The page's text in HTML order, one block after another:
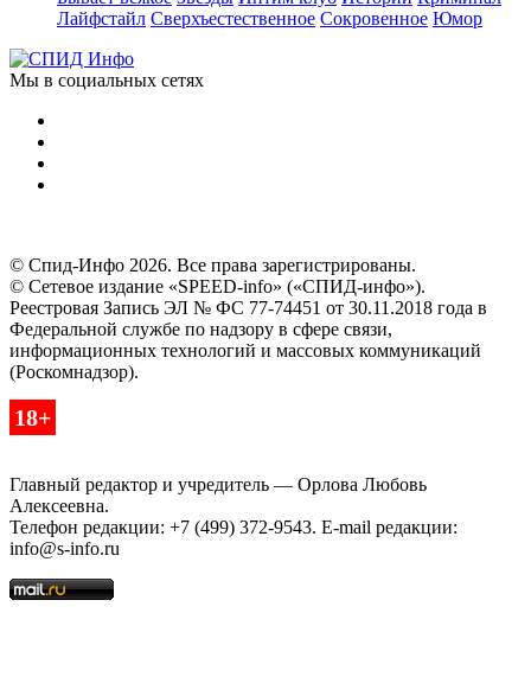
Лайфстайл Сверхъестественное Сокровенное Юмор
Мы в социальных сетях
© Спид-Инфо 2026. Все права зарегистрированы.
© Сетевое издание «SPEED-info» («СПИД-инфо»).
Реестровая Запись ЭЛ № ФС 77-74451 от 30.11.2018 года в
Федеральной службе по надзору в сфере связи,
информационных технологий и массовых коммуникаций
(Роскомнадзор).
18+
Главный редактор и учредитель — Орлова Любовь
Алексеевна.
Телефон редакции: +7 (499) 372-9543. E-mail редакции:
info@s-info.ru